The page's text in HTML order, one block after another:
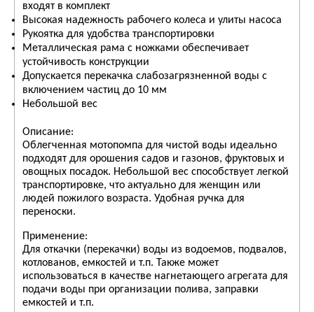
входят в комплект
Высокая надежность рабочего колеса и улиты насоса
Рукоятка для удобства транспортировки
Металлическая рама с ножками обеспечивает
устойчивость конструкции
Допускается перекачка слабозагрязненной воды с
включением частиц до 10 мм
Небольшой вес
Описание:
Облегченная мотопомпа для чистой воды идеально
подходят для орошения садов и газонов, фруктовых и
овощных посадок. Небольшой вес способствует легкой
транспортировке, что актуально для женщин или
людей пожилого возраста. Удобная ручка для
переноски.
Применение:
Для откачки (перекачки) воды из водоемов, подвалов,
котлованов, емкостей и т.п. Также может
использоваться в качестве нагнетающего агрегата для
подачи воды при организации полива, заправки
емкостей и т.п.